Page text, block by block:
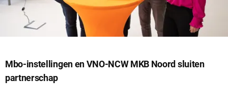
Mbo-instellingen en VNO-NCW MKB Noord sluiten
partnerschap